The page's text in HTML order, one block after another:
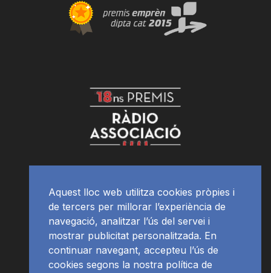
Aquest lloc web utilitza cookies pròpies i
de tercers per millorar l’experiència de
navegació, analitzar l’ús del servei i
mostrar publicitat personalitzada. En
continuar navegant, accepteu l’ús de
cookies segons la nostra política de